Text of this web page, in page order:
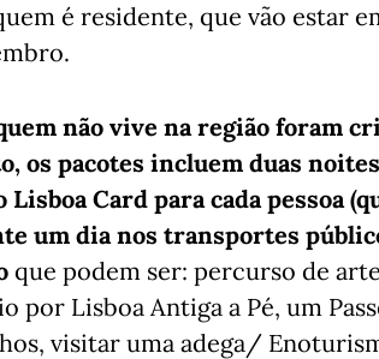
é residente, que vão estar
não vive na região foram
os pacotes incluem duas
Lisboa Card para cada pessoa
um dia nos transportes
que podem ser: percurso de
por Lisboa Antiga a Pé, um
visitar uma adega/